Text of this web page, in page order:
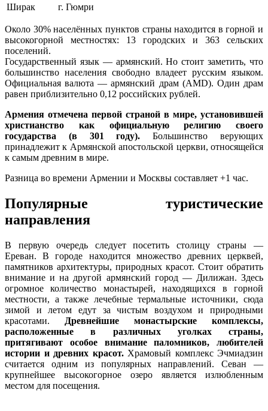
Ширак
г. Гюмри
Около 30% населённых пунктов страны находится в горной и
высокогорной местностях: 13 городских и 363 сельских
поселений.
Государственный язык — армянский. Но стоит заметить, что
большинство населения свободно владеет русским языком.
Официальная валюта — армянский драм (AMD). Один драм
равен приблизительно 0,12 российских рублей.
Армения отмечена первой страной в мире, установившей
христианство как официальную религию своего
государства (в 301 году). Большинство верующих
принадлежит к Армянской апостольской церкви, относящейся
к самым древним в мире.
Разница во времени Армении и Москвы составляет +1 час.
Популярные туристические
направления
В первую очередь следует посетить столицу страны —
Ереван. В городе находится множество древних церквей,
памятников архитектуры, природных красот. Стоит обратить
внимание и на другой армянский город — Дилижан. Здесь
огромное количество монастырей, находящихся в горной
местности, а также лечебные термальные источники, сюда
зимой и летом едут за чистым воздухом и природными
красотами.
Древнейшие монастырские комплексы,
расположенные в различных уголках страны,
притягивают особое внимание паломников, любителей
истории и древних красот.Храмовый комплекс Эчмиадзин
считается одним из популярных направлений. Севан —
крупнейшее высокогорное озеро является излюбленным
местом для посещения.